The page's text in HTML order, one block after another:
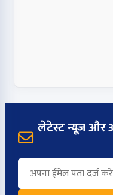
लेटेस्ट न्यूज़ और